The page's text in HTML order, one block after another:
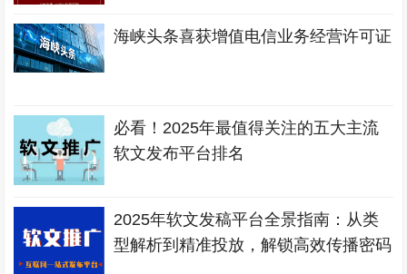
海峡头条喜获增值电信业务经营许可证
必看！2025年最值得关注的五大主流
软文发布平台排名
2025年软文发稿平台全景指南：从类
型解析到精准投放，解锁高效传播密码